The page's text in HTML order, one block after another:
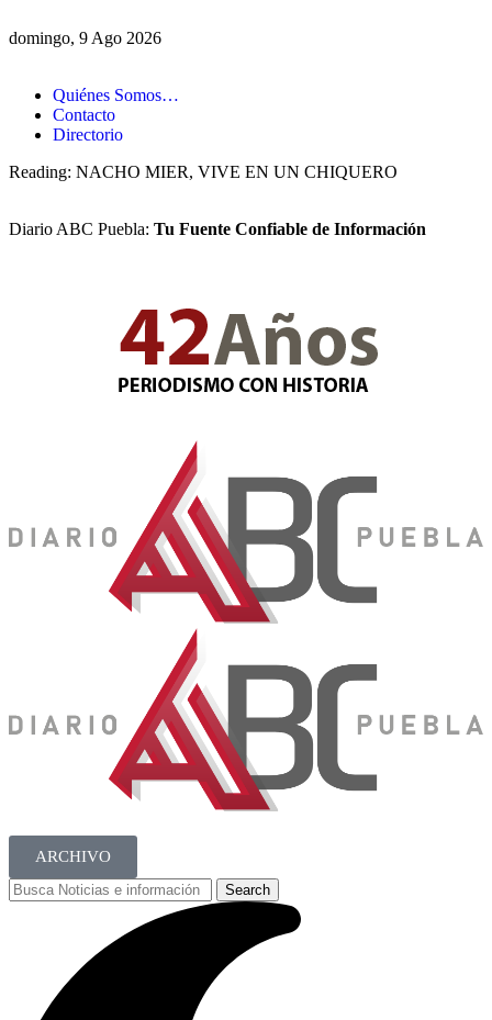
domingo, 9 Ago 2026
Quiénes Somos…
Contacto
Directorio
Reading: NACHO MIER, VIVE EN UN CHIQUERO
Diario ABC Puebla: Tu Fuente Confiable de Información
ARCHIVO